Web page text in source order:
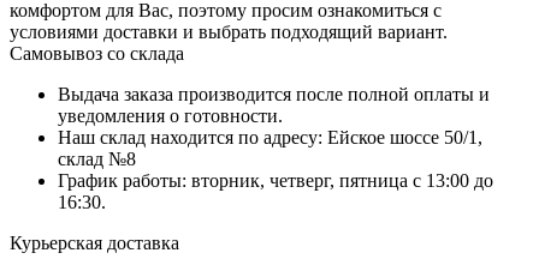
комфортом для Вас, поэтому просим ознакомиться с
условиями доставки и выбрать подходящий вариант.
Самовывоз со склада
Выдача заказа производится после полной оплаты и
уведомления о готовности.
Наш склад находится по адресу: Ейское шоссе 50/1,
склад №8
График работы: вторник, четверг, пятница с 13:00 до
16:30.
Курьерская доставка